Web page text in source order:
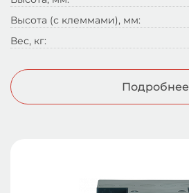
Высота (с клеммами), мм:
Вес, кг:
Подробнее